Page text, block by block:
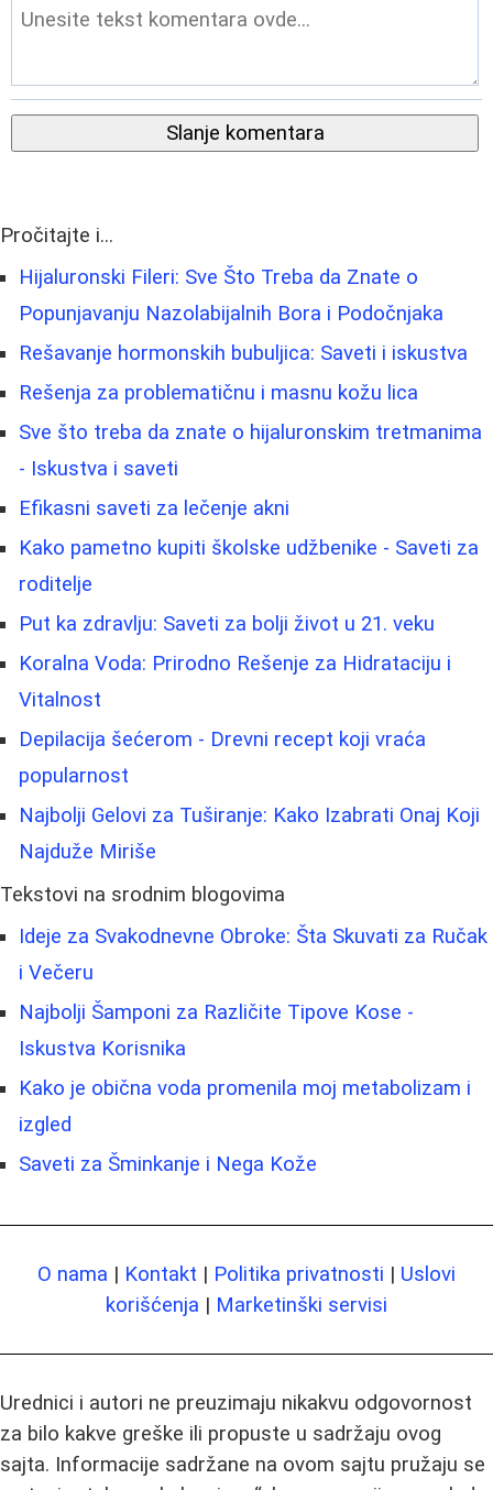
Slanje komentara
Pročitajte i...
Hijaluronski Fileri: Sve Što Treba da Znate o
Popunjavanju Nazolabijalnih Bora i Podočnjaka
Rešavanje hormonskih bubuljica: Saveti i iskustva
Rešenja za problematičnu i masnu kožu lica
Sve što treba da znate o hijaluronskim tretmanima
- Iskustva i saveti
Efikasni saveti za lečenje akni
Kako pametno kupiti školske udžbenike - Saveti za
roditelje
Put ka zdravlju: Saveti za bolji život u 21. veku
Koralna Voda: Prirodno Rešenje za Hidrataciju i
Vitalnost
Depilacija šećerom - Drevni recept koji vraća
popularnost
Najbolji Gelovi za Tuširanje: Kako Izabrati Onaj Koji
Najduže Miriše
Tekstovi na srodnim blogovima
Ideje za Svakodnevne Obroke: Šta Skuvati za Ručak
i Večeru
Najbolji Šamponi za Različite Tipove Kose -
Iskustva Korisnika
Kako je obična voda promenila moj metabolizam i
izgled
Saveti za Šminkanje i Nega Kože
O nama | Kontakt | Politika privatnosti | Uslovi
korišćenja | Marketinški servisi
Urednici i autori ne preuzimaju nikakvu odgovornost
za bilo kakve greške ili propuste u sadržaju ovog
sajta. Informacije sadržane na ovom sajtu pružaju se